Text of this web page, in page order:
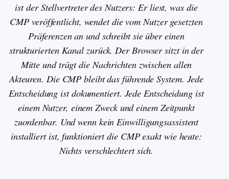
ist der Stellvertreter des Nutzers: Er liest, was die
CMP veröffentlicht, wendet die vom Nutzer gesetzten
Präferenzen an und schreibt sie über einen
strukturierten Kanal zurück. Der Browser sitzt in der
Mitte und trägt die Nachrichten zwischen allen
Akteuren. Die CMP bleibt das führende System. Jede
Entscheidung ist dokumentiert. Jede Entscheidung ist
einem Nutzer, einem Zweck und einem Zeitpunkt
zuordenbar. Und wenn kein Einwilligungsassistent
installiert ist, funktioniert die CMP exakt wie heute:
Nichts verschlechtert sich.